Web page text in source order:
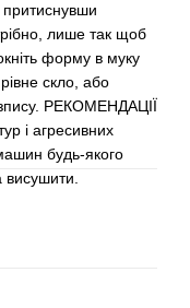
лише так щоб
форму в муку
скло, або
РЕКОМЕНДАЦІЇ
і агресивних
будь-якого